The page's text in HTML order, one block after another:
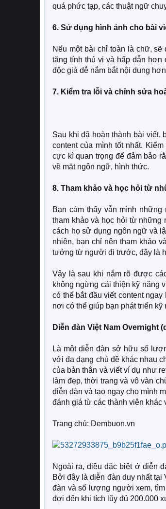
quá phức tạp, các thuật ngữ
6. Sử dụng hình ảnh cho bài
Nếu một bài chỉ toàn là chữ,
tăng tính thú vị và hấp dẫn hơn
độc giả dễ nắm bắt nội dung
7. Kiểm tra lỗi và chỉnh sửa
Sau khi đã hoàn thành bài viết,
content của mình tốt nhất.
cực kì quan trọng để đảm bảo
về mặt ngôn ngữ, hình thức.
8. Tham khảo và học hỏi từ
Bạn cảm thấy vẫn mình
tham khảo và học hỏi từ những
cách họ sử dụng ngôn ngữ và
nhiên, bạn chỉ nên tham khảo
tưởng từ người đi trước, đây là
Vậy là sau khi nắm rõ được
không ngừng cải thiện kỹ năng
có thể bắt đầu viết content
nơi có thể giúp bạn phát triển kỹ
Diễn đàn Việt Nam Overnight
Là một diễn đàn sở hữu số
với đa dạng chủ đề khác nhau
của bản thân và viết ví dụ như
làm đẹp, thời trang và vô vàn
diễn đàn và tạo ngay cho mình
đánh giá từ các thành viên khác
Trang chủ: Dembuon.vn
Ngoài ra, điều đặc biệt ở diễn
Bởi đây là diễn đàn duy nhất tại
đàn và số lượng người xem,
đợi đến khi tích lũy đủ 200.000